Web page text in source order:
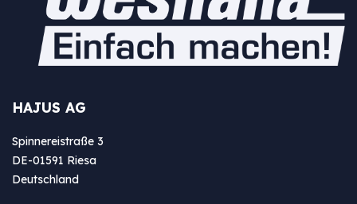
HAJUS AG
Spinnereistraße 3
DE-01591 Riesa
Deutschland